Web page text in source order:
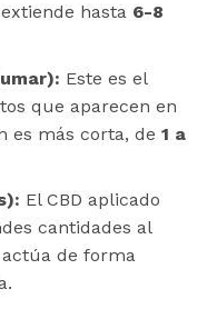
hasta 6-8
Este es el
que aparecen en
es más corta, de 1 a
El CBD aplicado
cantidades al
de forma